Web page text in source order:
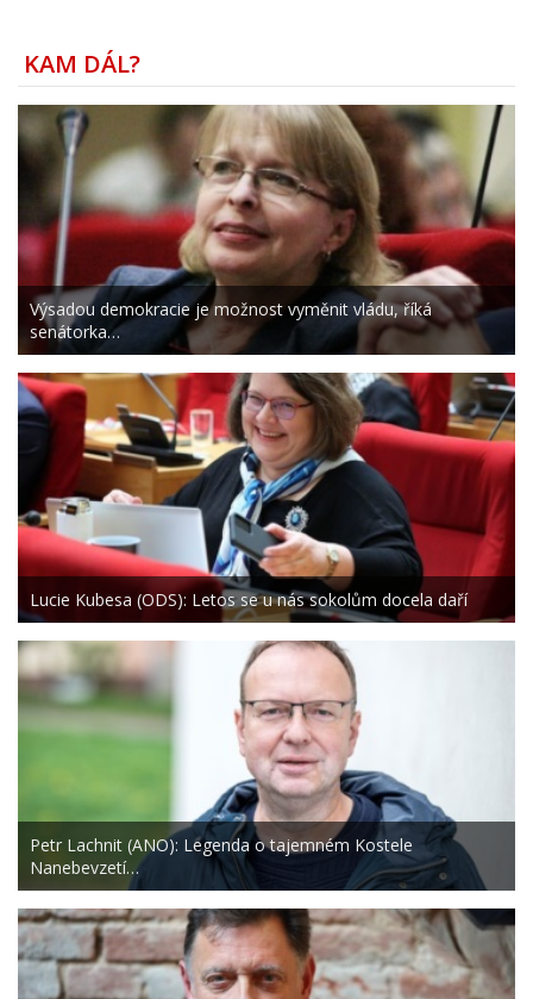
KAM DÁL?
Výsadou demokracie je možnost vyměnit vládu, říká
senátorka…
Lucie Kubesa (ODS): Letos se u nás sokolům docela daří
Petr Lachnit (ANO): Legenda o tajemném Kostele
Nanebevzetí…